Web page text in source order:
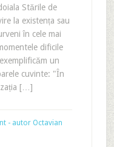
Stările de
la existența sau
în cele mai
dificile
un
cuvinte: "În
[…]
- autor Octavian